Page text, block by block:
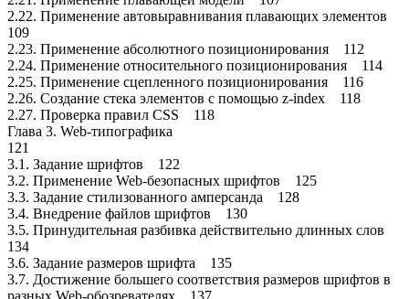
2.22. Применение автовыравнивания плавающих элементов
109
2.23. Применение абсолютного позиционирования 112
2.24. Применение относительного позиционирования 114
2.25. Применение сцепленного позиционирования 116
2.26. Создание стека элементов с помощью z-index 118
2.27. Проверка правил CSS 118
Глава 3. Web-типографика
121
3.1. Задание шрифтов 122
3.2. Применение Web-безопасных шрифтов 125
3.3. Задание стилизованного амперсанда 128
3.4. Внедрение файлов шрифтов 130
3.5. Принудительная разбивка действительно длинных слов
134
3.6. Задание размеров шрифта 135
3.7. Достижение большего соответствия размеров шрифтов в
разных Web-обозревателях 137